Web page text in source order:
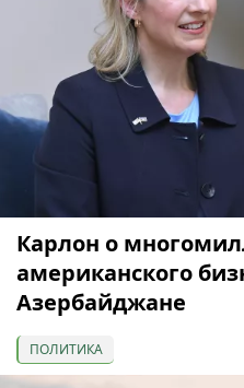
Карлон о
американского
Азербайджане
ПОЛИТИКА